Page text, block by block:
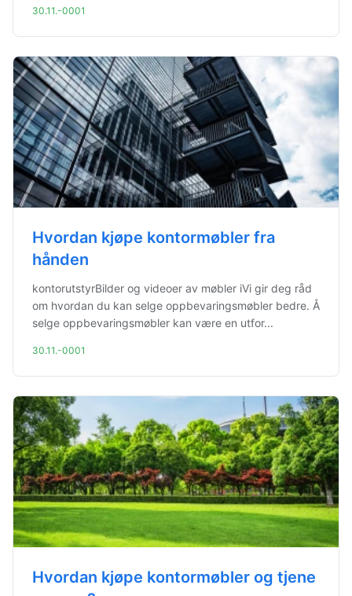
30.11.-0001
Hvordan kjøpe kontormøbler fra
hånden
kontorutstyrBilder og videoer av møbler iVi gir deg råd
om hvordan du kan selge oppbevaringsmøbler bedre. Å
selge oppbevaringsmøbler kan være en utfor...
30.11.-0001
Hvordan kjøpe kontormøbler og tjene